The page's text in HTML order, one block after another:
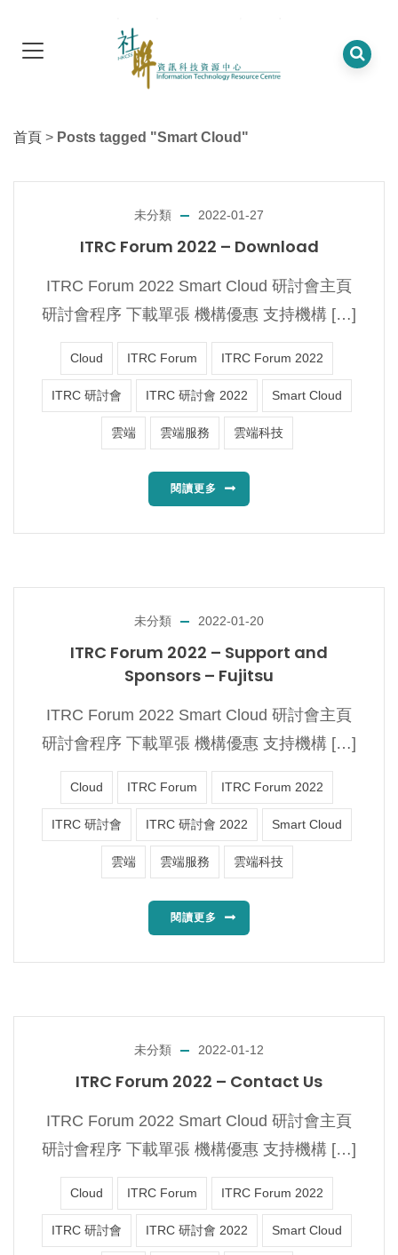
首頁 > Posts tagged "Smart Cloud"
未分類 2022-01-27
ITRC Forum 2022 – Download
ITRC Forum 2022 Smart Cloud 研討會主頁
研討會程序 下載單張 機構優惠 支持機構 […]
Cloud ITRC Forum ITRC Forum 2022
ITRC 研討會 ITRC 研討會 2022 Smart Cloud
雲端 雲端服務 雲端科技
閱讀更多
未分類 2022-01-20
ITRC Forum 2022 – Support and
Sponsors – Fujitsu
ITRC Forum 2022 Smart Cloud 研討會主頁
研討會程序 下載單張 機構優惠 支持機構 […]
Cloud ITRC Forum ITRC Forum 2022
ITRC 研討會 ITRC 研討會 2022 Smart Cloud
雲端 雲端服務 雲端科技
閱讀更多
未分類 2022-01-12
ITRC Forum 2022 – Contact Us
ITRC Forum 2022 Smart Cloud 研討會主頁
研討會程序 下載單張 機構優惠 支持機構 […]
Cloud ITRC Forum ITRC Forum 2022
ITRC 研討會 ITRC 研討會 2022 Smart Cloud